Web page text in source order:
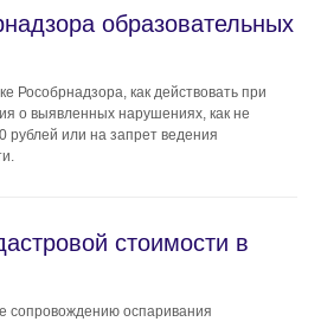
образовательных
Рособрнадзора, как действовать при
о выявленных нарушениях, как не
рублей или на запрет ведения
стоимости в
сопровождению оспаривания